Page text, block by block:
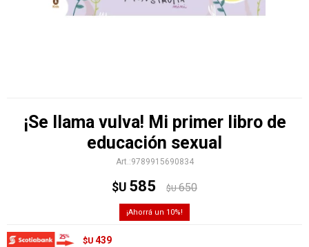
¡Se llama vulva! Mi primer libro de
educación sexual
9789915690834
$U 585 $U 650
10
$U 439